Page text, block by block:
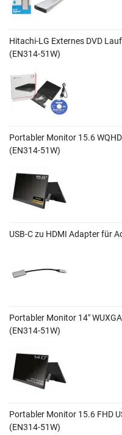
Hitachi-LG Externes DVD
(EN314-51W)
Portabler Monitor 15.6
(EN314-51W)
USB-C zu HDMI Adapter für
Portabler Monitor 14"
(EN314-51W)
Portabler Monitor 15.6 FHD
(EN314-51W)